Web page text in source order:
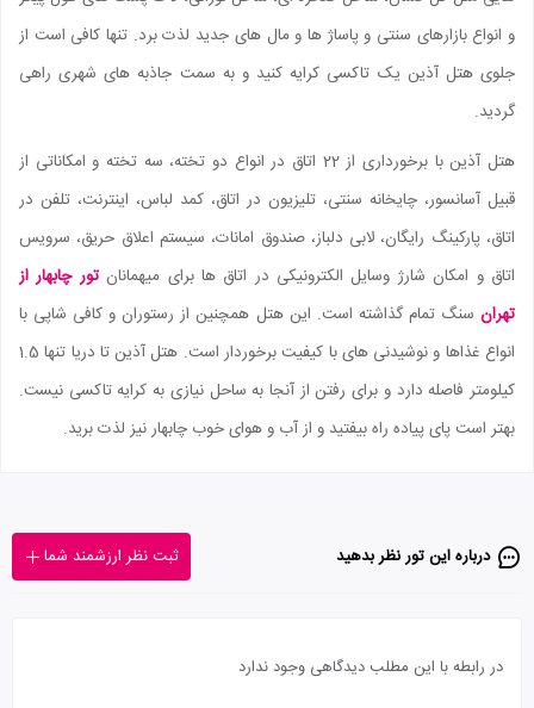
و انواع بازارهای سنتی و پاساژ ها و مال های جدید لذت برد. تنها کافی است از
جلوی هتل آذین یک تاکسی کرایه کنید و به سمت جاذبه های شهری راهی
گردید.
هتل آذین با برخورداری از 22 اتاق در انواع دو تخته، سه تخته و امکاناتی از
قبیل آسانسور، چایخانه سنتی، تلیزیون در اتاق، کمد لباس، اینترنت، تلفن در
اتاق، پارکینگ رایگان، لابی دلباز، صندوق امانات، سیستم اعلاق حریق، سرویس
اتاق و امکان شارژ وسایل الکترونیکی در اتاق ها برای میهمانان تور چابهار از
تهران سنگ تمام گذاشته است. این هتل همچنین از رستوران و کافی شاپی با
انواع غذاها و نوشیدنی های با کیفیت برخوردار است. هتل آذین تا دریا تنها 1.5
کیلومتر فاصله دارد و برای رفتن از آنجا به ساحل نیازی به کرایه تاکسی نیست.
بهتر است پای پیاده راه بیفتید و از آب و هوای خوب چابهار نیز لذت برید.
درباره این تور‌ نظر بدهید ثبت نظر ارزشمند شما
در رابطه با این مطلب دیدگاهی وجود ندارد